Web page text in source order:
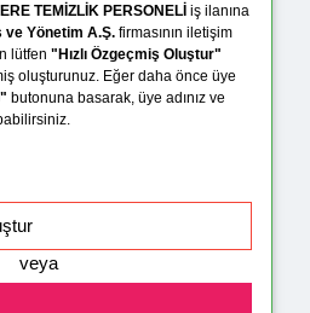
TEMİZLİK PERSONELİ iş ilanına
ve Yönetim A.Ş. firmasının iletişim
lütfen "Hızlı Özgeçmiş Oluştur"
oluşturunuz. Eğer daha önce üye
butonuna basarak, üye adınız ve
veya